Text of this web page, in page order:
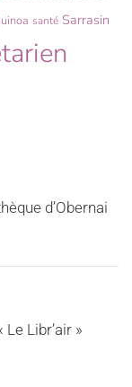
santé Sarrasin
d’Obernai
Libr’air »